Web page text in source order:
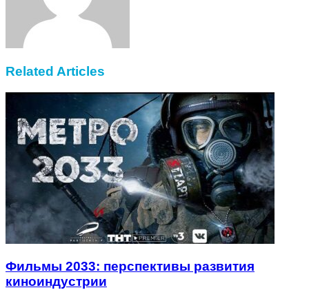
Related Articles
Фильмы 2033: перспективы развития
киноиндустрии